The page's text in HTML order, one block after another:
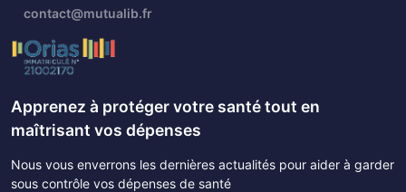
contact@mutualib.fr
Apprenez à protéger votre santé tout en
maîtrisant vos dépenses
Nous vous enverrons les dernières actualités pour aider à garder
sous contrôle vos dépenses de santé